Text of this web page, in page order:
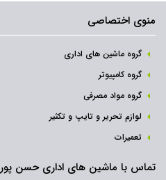
منوی اختصاصی
گروه ماشین های اداری
گروه کامپیوتر
گروه مواد مصرفی
لوازم تحریر و تایپ و تکثیر
تعمیرات
تماس با ماشین های اداری حسن پور